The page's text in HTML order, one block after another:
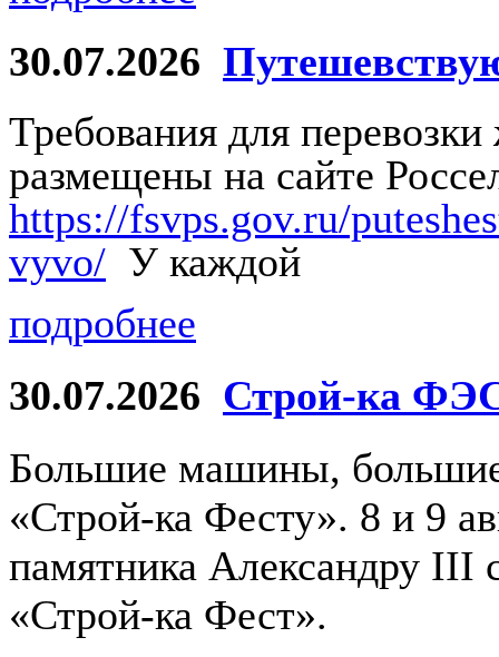
30.07.2026
Требования для
размещены на сайте
https://fsvps.gov.ru/
vyvo/ У каждой
подробнее
30.07.2026 Строй-ка
Большие машины,
«Строй-ка Фесту». 8 и 9
памятника Александру III
«Строй-ка Фест».